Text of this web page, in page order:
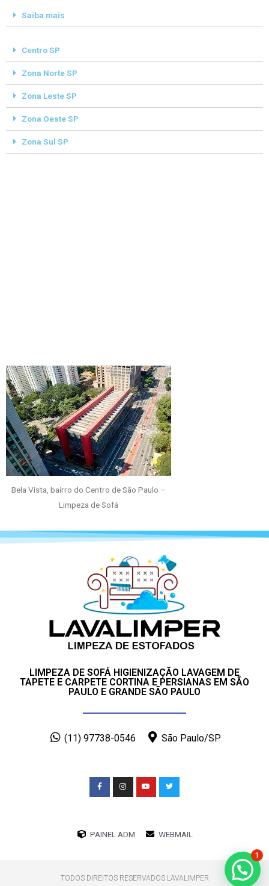
Saiba mais
Centro SP
Zona Norte SP
Zona Leste SP
Zona Oeste SP
Zona Sul SP
Bela Vista, bairro do Centro de São Paulo –
Limpeza de Sofá
LIMPEZA DE SOFÁ HIGIENIZAÇÃO LAVAGEM DE
TAPETE E CARPETE CORTINA E PERSIANAS EM SÃO
PAULO E GRANDE SÃO PAULO
(11) 97738-0546 São Paulo/SP
PAINEL ADM WEBMAIL
TODOS DIREITOS RESERVADOS LAVALIMPER
1